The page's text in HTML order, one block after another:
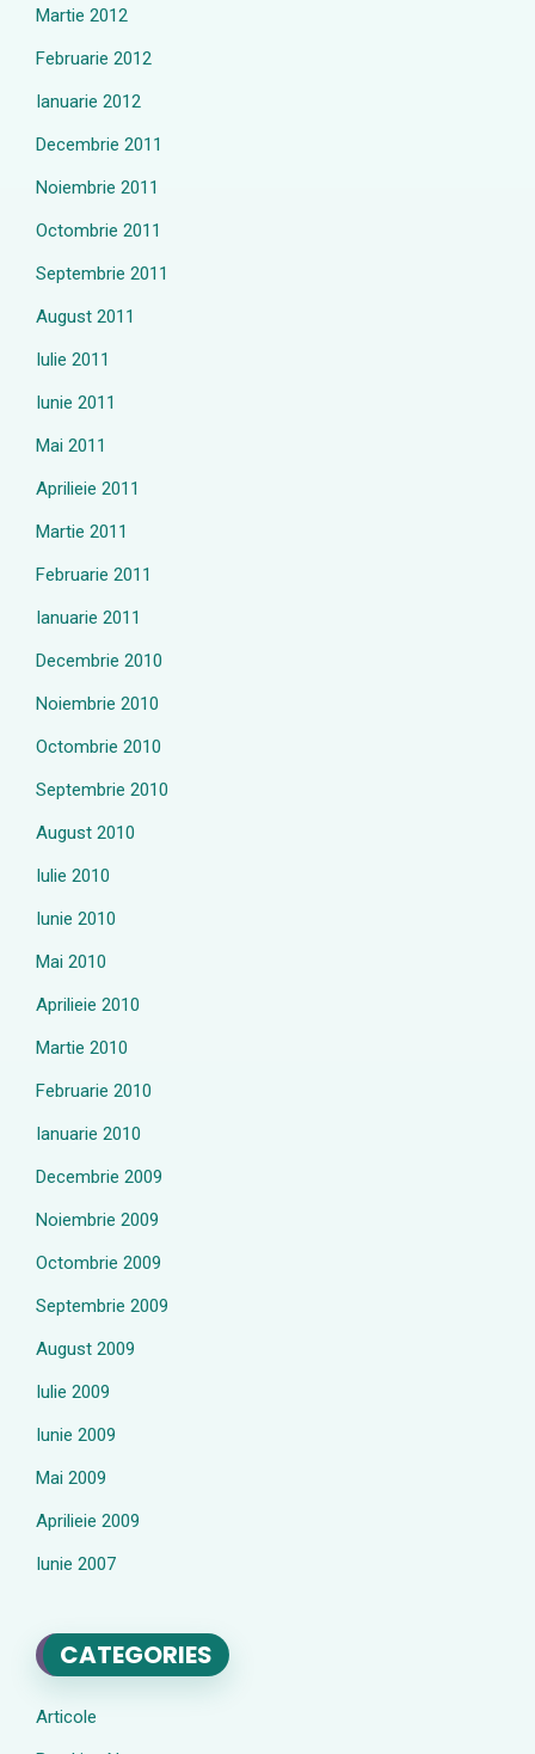
Martie 2012
Februarie 2012
Ianuarie 2012
Decembrie 2011
Noiembrie 2011
Octombrie 2011
Septembrie 2011
August 2011
Iulie 2011
Iunie 2011
Mai 2011
Aprilieie 2011
Martie 2011
Februarie 2011
Ianuarie 2011
Decembrie 2010
Noiembrie 2010
Octombrie 2010
Septembrie 2010
August 2010
Iulie 2010
Iunie 2010
Mai 2010
Aprilieie 2010
Martie 2010
Februarie 2010
Ianuarie 2010
Decembrie 2009
Noiembrie 2009
Octombrie 2009
Septembrie 2009
August 2009
Iulie 2009
Iunie 2009
Mai 2009
Aprilieie 2009
Iunie 2007
CATEGORIES
Articole